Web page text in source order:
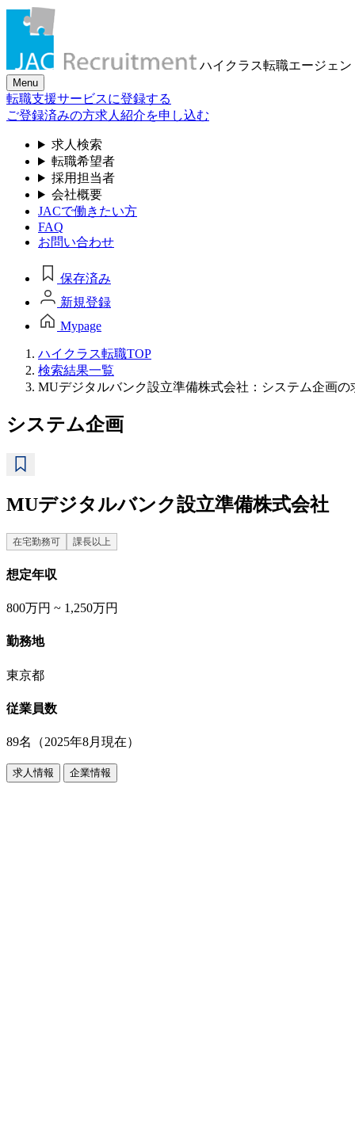
ハイクラス転職エージェン
Menu
転職支援サービスに登録する
ご登録済みの方求人紹介を申し込む
求人検索
転職希望者
採用担当者
会社概要
JACで働きたい方
FAQ
お問い合わせ
保存済み
新規登録
Mypage
ハイクラス転職TOP
検索結果一覧
MUデジタルバンク設立準備株式会社：システム企画の
システム企画
MUデジタルバンク設立準備株式会社
在宅勤務可 課長以上
想定年収
800万円 ~ 1,250万円
勤務地
東京都
従業員数
89名（2025年8月現在）
求人情報 企業情報